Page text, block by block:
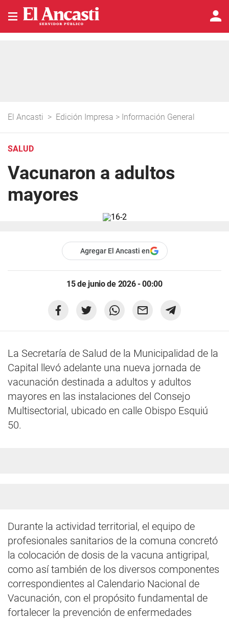
El Ancasti > Edición Impresa > Información General
SALUD
Vacunaron a adultos
mayores
Agregar El Ancasti en
15 de junio de 2026 - 00:00
La Secretaría de Salud de la Municipalidad de la
Capital llevó adelante una nueva jornada de
vacunación destinada a adultos y adultos
mayores en las instalaciones del Consejo
Multisectorial, ubicado en calle Obispo Esquiú
50.
Durante la actividad territorial, el equipo de
profesionales sanitarios de la comuna concretó
la colocación de dosis de la vacuna antigripal,
como así también de los diversos componentes
correspondientes al Calendario Nacional de
Vacunación, con el propósito fundamental de
fortalecer la prevención de enfermedades